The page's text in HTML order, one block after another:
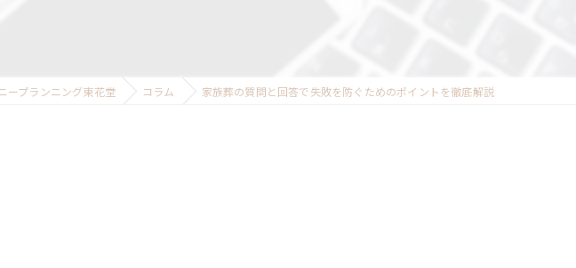
ープランニング東花堂 コラム 家族葬の質問と回答で失敗を防ぐためのポイントを徹底解説